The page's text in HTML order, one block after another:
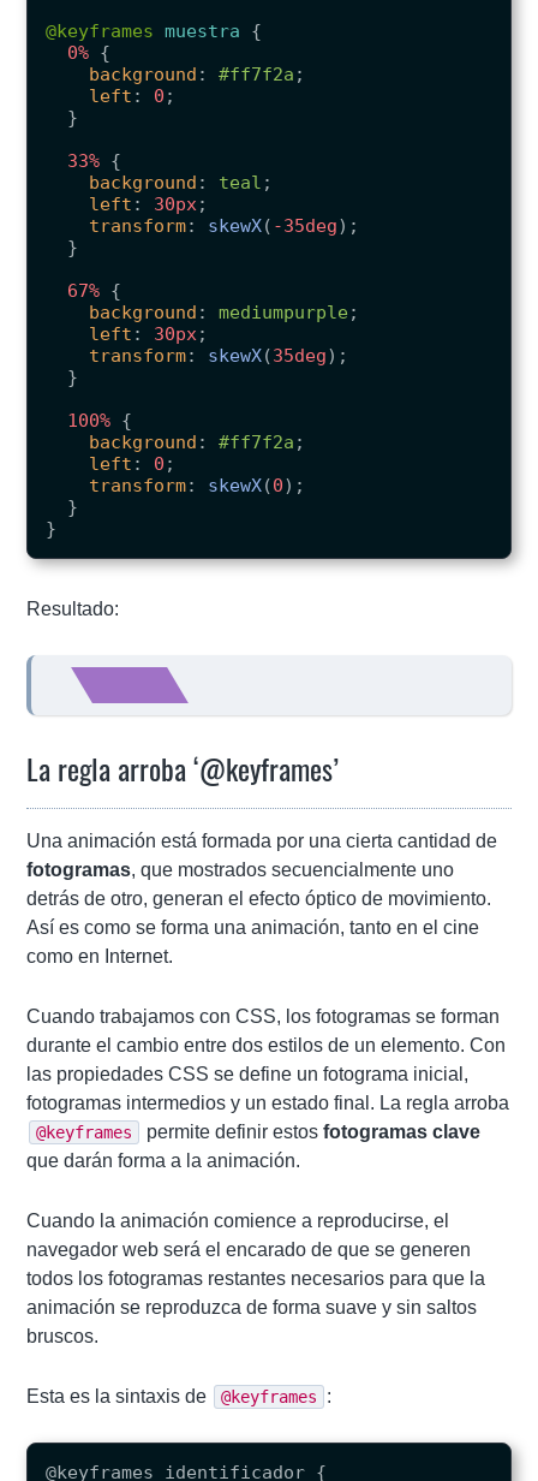
@keyframes muestra
{
0% {
background : #ff7f2a ;
left : 0 ;
}
33% {
background : teal ;
left : 30px;
transform: skewX( -35deg);
}
67% {
background : mediumpurple ;
left : 30px;
transform: skewX(35deg);
}
100% {
background : #ff7f2a ;
left : 0 ;
transform: skewX(0);
}
}
Resultado:
La regla arroba ‘@keyframes’
Una animación está formada por una cierta cantidad de
fotogramas, que mostrados secuencialmente uno
detrás de otro, generan el efecto óptico de movimiento.
Así es como se forma una animación, tanto en el cine
como en Internet.
Cuando trabajamos con CSS, los fotogramas se forman
durante el cambio entre dos estilos de un elemento. Con
las propiedades CSS se define un fotograma inicial,
fotogramas intermedios y un estado final. La regla arroba
@keyframes permite definir estosfotogramas clave
que darán forma a la animación.
Cuando la animación comience a reproducirse, el
navegador web será el encarado de que se generen
todos los fotogramas restantes necesarios para que la
animación se reproduzca de forma suave y sin saltos
bruscos.
Esta es la sintaxis de @keyframes :
@keyframes identificador {